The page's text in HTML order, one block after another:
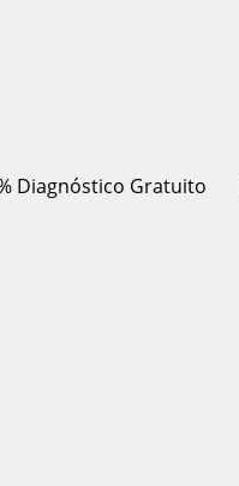
Diagnóstico Gratuito